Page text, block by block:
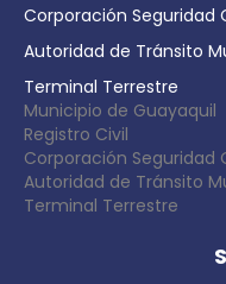
Corporación Seguridad
Autoridad de Tránsito
Terminal Terrestre
Municipio de Guayaquil
Registro Civil
Corporación Seguridad
Autoridad de Tránsito
Terminal Terrestre